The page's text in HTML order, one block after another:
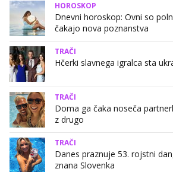
HOROSKOP
Dnevni horoskop: Ovni so
čakajo nova poznanstva
TRAČI
Hčerki slavnega igralca sta
TRAČI
Doma ga čaka noseča
z drugo
TRAČI
Danes praznuje 53. rojstni
znana Slovenka